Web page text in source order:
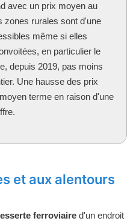
avec un prix moyen au
zones rurales sont d'une
même si elles
en particulier le
depuis 2019, pas moins
Une hausse des prix
terme en raison d'une
et aux alentours
ferroviaire d'un endroit